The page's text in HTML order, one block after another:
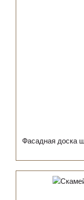
Фасадная доска